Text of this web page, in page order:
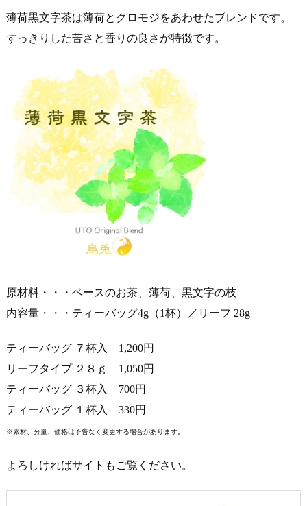
薄荷黒文字茶は薄荷とクロモジをあわせたブレンドです。
すっきりした苦さと香りの良さが特徴です。
原材料・・・ベースのお茶、薄荷、黒文字の枝
内容量・・・ティーバッグ4g（1杯）／リーフ 28g
ティーバッグ ７杯入 1,200円
リーフタイプ ２８ｇ 1,050円
ティーバッグ ３杯入 700円
ティーバッグ １杯入 330円
※素材、分量、価格は予告なく変更する場合があります。
よろしければサイトもご覧ください。